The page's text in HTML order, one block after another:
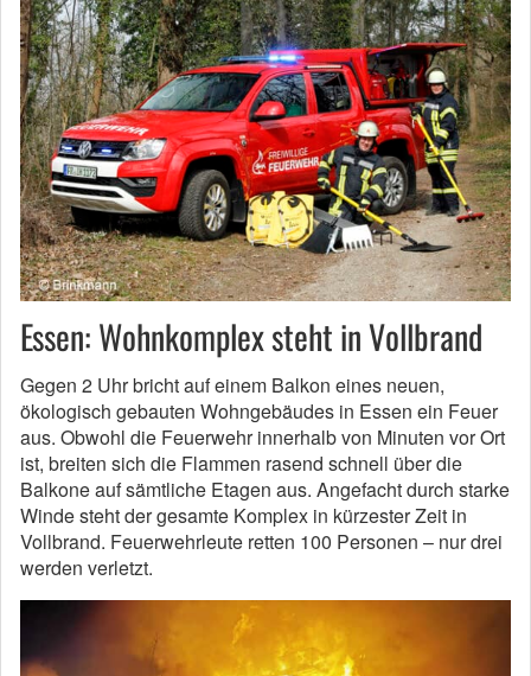
Essen: Wohnkomplex steht in Vollbrand
Gegen 2 Uhr bricht auf einem Balkon eines neuen,
ökologisch gebauten Wohngebäudes in Essen ein Feuer
aus. Obwohl die Feuerwehr innerhalb von Minuten vor Ort
ist, breiten sich die Flammen rasend schnell über die
Balkone auf sämtliche Etagen aus. Angefacht durch starke
Winde steht der gesamte Komplex in kürzester Zeit in
Vollbrand. Feuerwehrleute retten 100 Personen – nur drei
werden verletzt.